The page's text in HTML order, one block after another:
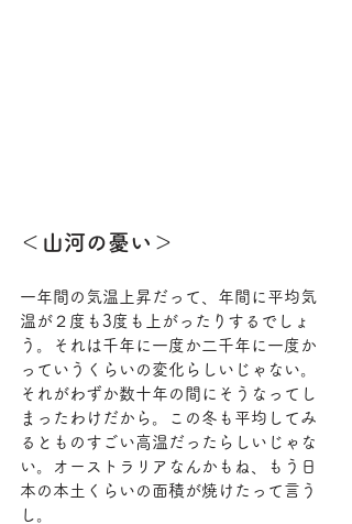
＜山河の憂い＞
一年間の気温上昇だって、年間に平均気
温が２度も3度も上がったりするでしょ
う。それは千年に一度か二千年に一度か
っていうくらいの変化らしいじゃない。
それがわずか数十年の間にそうなってし
まったわけだから。この冬も平均してみ
るとものすごい高温だったらしいじゃな
い。オーストラリアなんかもね、もう日
本の本土くらいの面積が焼けたって言う
し。